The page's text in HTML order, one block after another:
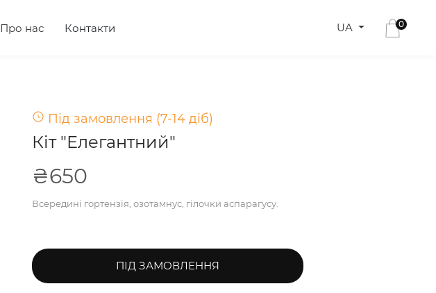
Про нас Контакти UA 0
Під замовлення (7-14 діб)
Кіт "Елегантний"
₴650
Всередині гортензія, озотамнус, гілочки аспарагусу.
ПІД ЗАМОВЛЕННЯ